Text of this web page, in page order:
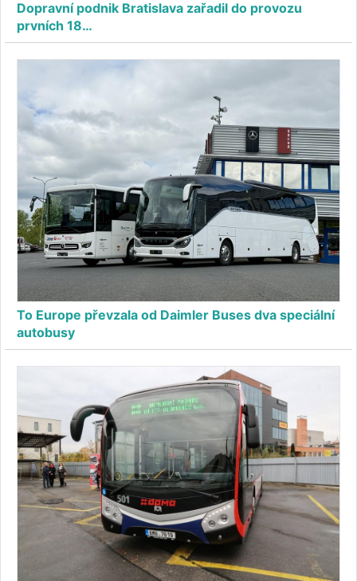
Dopravní podnik Bratislava zařadil do provozu
prvních 18…
To Europe převzala od Daimler Buses dva speciální
autobusy